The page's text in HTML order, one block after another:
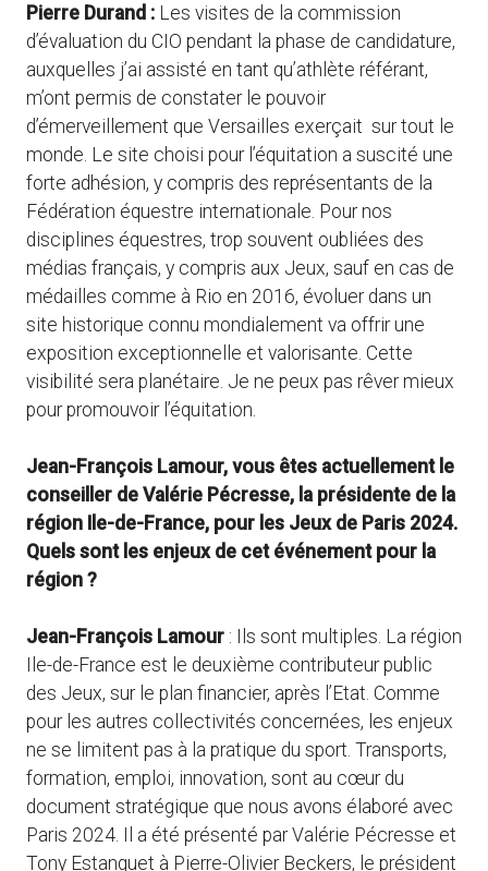
Pierre Durand : Les visites de la commission
d’évaluation du CIO pendant la phase de candidature,
auxquelles j’ai assisté en tant qu’athlète référant,
m’ont permis de constater le pouvoir
d’émerveillement que Versailles exerçait sur tout le
monde. Le site choisi pour l’équitation a suscité une
forte adhésion, y compris des représentants de la
Fédération équestre internationale. Pour nos
disciplines équestres, trop souvent oubliées des
médias français, y compris aux Jeux, sauf en cas de
médailles comme à Rio en 2016, évoluer dans un
site historique connu mondialement va offrir une
exposition exceptionnelle et valorisante. Cette
visibilité sera planétaire. Je ne peux pas rêver mieux
pour promouvoir l’équitation.
Jean-François Lamour, vous êtes actuellement le
conseiller de Valérie Pécresse, la présidente de la
région Ile-de-France, pour les Jeux de Paris 2024.
Quels sont les enjeux de cet événement pour la
région ?
Jean-François Lamour : Ils sont multiples. La région
Ile-de-France est le deuxième contributeur public
des Jeux, sur le plan financier, après l’Etat. Comme
pour les autres collectivités concernées, les enjeux
ne se limitent pas à la pratique du sport. Transports,
formation, emploi, innovation, sont au cœur du
document stratégique que nous avons élaboré avec
Paris 2024. Il a été présenté par Valérie Pécresse et
Tony Estanguet à Pierre-Olivier Beckers, le président